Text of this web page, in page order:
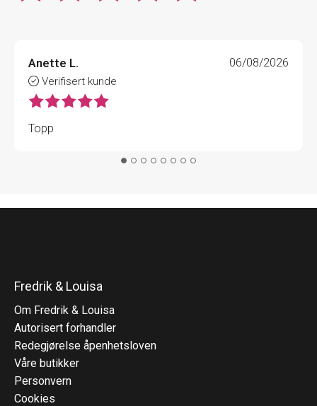
Anette L.
Verifisert kunde
06/08/2026
Topp
Fredrik & Louisa
Om Fredrik & Louisa
Autorisert forhandler
Redegjørelse åpenhetsloven
Våre butikker
Personvern
Cookies